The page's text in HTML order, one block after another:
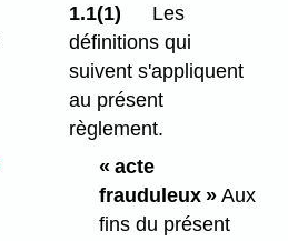
1.1(1)
Les
définitions qui
suivent s'appliquent
au présent
règlement.
« acte
frauduleux »Aux
fins du présent